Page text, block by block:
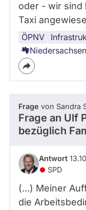
oder - wir sind
Taxi
ÖPNV
Verkehr
Mobilität
Frage von Sandra
Frage an Ulf
bezüglich
Antwort
SPD
(...) Meiner
die